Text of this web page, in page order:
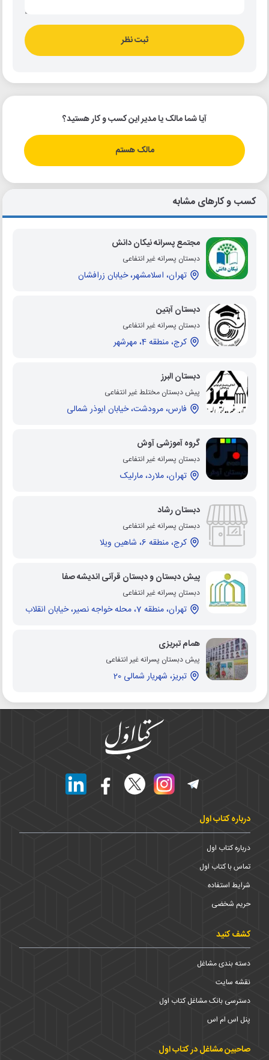
ثبت نظر
آیا شما مالک یا مدیر این کسب و کار هستید؟
مالک هستم
کسب و کارهای مشابه
مجتمع پسرانه نیکان دانش
دبستان پسرانه غیر انتفاعی
تهران، اسلامشهر، خیابان زرافشان
دبستان آبتین
دبستان پسرانه غیر انتفاعی
کرج، منطقه 4، مهرشهر
دبستان البرز
پیش دبستان مختلط غیر انتفاعی
فارس، مرودشت، خیابان ابوذر شمالی
گروه آموزشی آوش
دبستان پسرانه غیر انتفاعی
تهران، ملارد، مارلیک
دبستان رشاد
دبستان پسرانه غیر انتفاعی
کرج، منطقه 6، شاهین ویلا
پیش دبستان و دبستان قرآنی اندیشه صفا
دبستان پسرانه غیر انتفاعی
تهران، منطقه 7، محله خواجه نصیر، خیابان انقلاب
همام تبریزی
پیش دبستان پسرانه غیر انتفاعی
تبریز، شهریار شمالی 20
درباره کتاب اول
درباره کتاب اول
تماس با کتاب اول
شرایط استفاده
حریم شخضی
کشف کنید
دسته بندی مشاغل
نقشه سایت
دسترسی بانک مشاغل کتاب اول
پنل اس ام اس
صاحبین مشاغل در کتاب اول